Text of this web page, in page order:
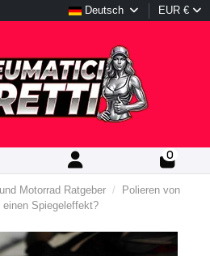
Deutsch EUR €
0
Motorrad Ratgeber
Polieren von
Spiegeleffekt?